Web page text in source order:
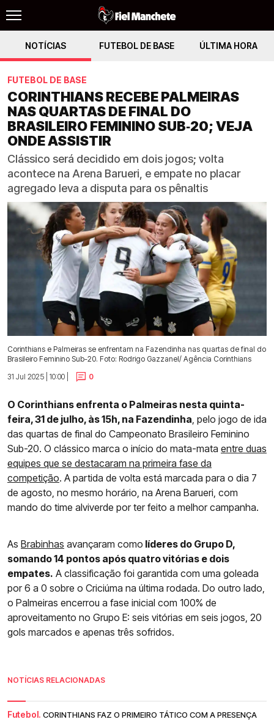
NOTÍCIAS FUTEBOL DE BASE ÚLTIMA HORA
FUTEBOL DE BASE
CORINTHIANS RECEBE PALMEIRAS
NAS QUARTAS DE FINAL DO
BRASILEIRO FEMININO SUB‑20; VEJA
ONDE ASSISTIR
Clássico será decidido em dois jogos; volta
acontece na Arena Barueri, e empate no placar
agregado leva a disputa para os pênaltis
Corinthians e Palmeiras se enfrentam na Fazendinha nas quartas de final do
Brasileiro Feminino Sub-20. Foto: Rodrigo Gazzanel/ Agência Corinthians
31 Jul 2025 | 10:00 |
0
O Corinthians enfrenta o Palmeiras nesta quinta-
feira, 31 de julho, às 15h, na Fazendinha, pelo jogo de ida
das quartas de final do Campeonato Brasileiro Feminino
Sub-20. O clássico marca o início do mata-mata entre duas
equipes que se destacaram na primeira fase da
competição. A partida de volta está marcada para o dia 7
de agosto, no mesmo horário, na Arena Barueri, com
mando do time alviverde por ter feito a melhor campanha.
As Brabinhas avançaram como líderes do Grupo D,
somando 14 pontos após quatro vitórias e dois
empates. A classificação foi garantida com uma goleada
por 6 a 0 sobre o Criciúma na última rodada. Do outro lado,
o Palmeiras encerrou a fase inicial com 100% de
aproveitamento no Grupo E: seis vitórias em seis jogos, 20
gols marcados e apenas três sofridos.
NOTÍCIAS RELACIONADAS
Futebol. CORINTHIANS FAZ O PRIMEIRO TÁTICO COM A PRESENÇA